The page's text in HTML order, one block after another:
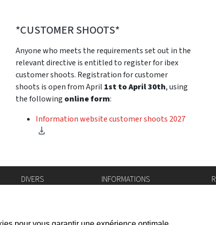
*CUSTOMER SHOOTS*
Anyone who meets the requirements set out in the
relevant directive is entitled to register for ibex
customer shoots. Registration for customer
shoots is open from April 1st to April 30th, using
the following online form:
Information website customer shoots 2027
DIVERS
INFORMATIONS
Mentions légales